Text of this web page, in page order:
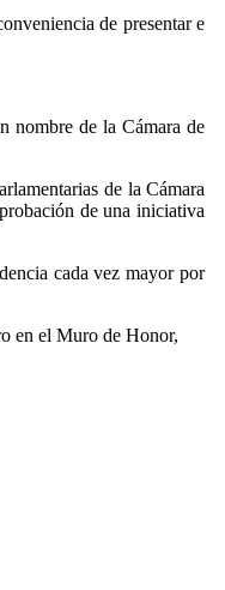
de presentar e
nombre de la Cámara de
de la Cámara
de una iniciativa
cada vez mayor por
en el Muro de Honor,